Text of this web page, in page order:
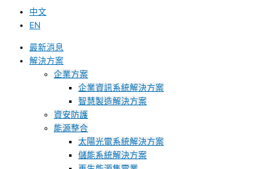
中文
EN
最新消息
解決方案
企業方案
企業資訊系統解決方案
智慧製造解決方案
資安防護
能源整合
太陽光電系統解決方案
儲能系統解決方案